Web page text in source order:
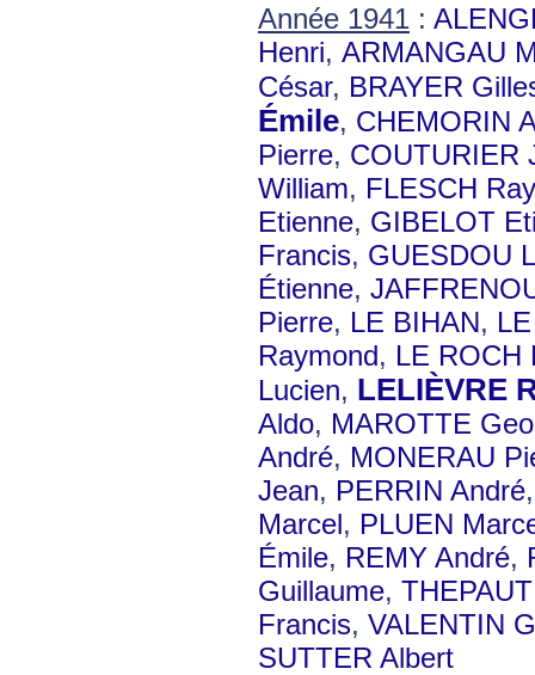
Année 1941 :
Henri, ARMANGAU
César, BRAYER
Émile, CHEMORIN
Pierre, COUTURIER
William, FLESCH
Etienne, GIBELOT
Francis, GUESDOU
Étienne,
Pierre, LE BIHAN,
Raymond, LE ROCH
Lucien, LELIÈVRE
Aldo, MAROTTE
André, MONERAU
Jean, PERRIN André
Marcel, PLUEN
Émile, REMY André,
Guillaume,
Francis, VALENTIN
SUTTER Albert